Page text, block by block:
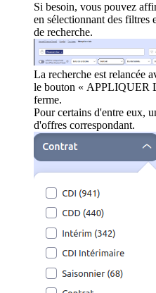
Si besoin, vous pouvez
en sélectionnant des filtres
de recherche.
La recherche est relancée
le bouton « APPLIQUER
ferme.
Pour certains d'entre eux,
d'offres correspondant.